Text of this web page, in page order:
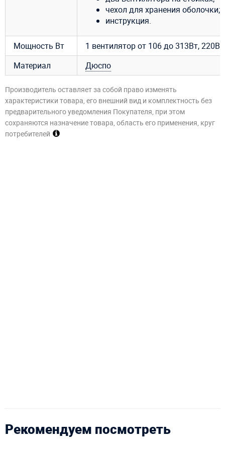
чехол для хранения оболочки;
инструкция.
Мощность Вт
1 вентилятор от 106 до 313Вт, 220В,
Материал
Дюспо
Производитель оставляет за собой право изменять
характеристики товара, его внешний вид и комплектность без
предварительного уведомления Покупателя, при этом
сохраняются назначение товара, область его применения, круг
потребителей
Рекомендуем посмотреть